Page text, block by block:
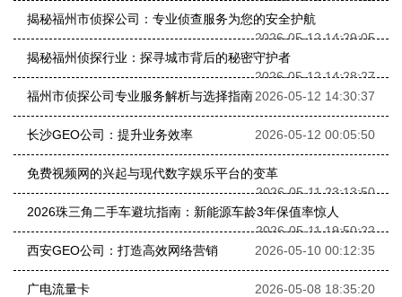
揭秘福州市侦探公司：专业侦查服务为您的安全护航
2026-05-12 14:29:05
揭秘福州侦探行业：探寻城市背后的秘密守护者
2026-05-12 14:28:27
福州市侦探公司专业服务解析与选择指南2026-05-12 14:30:37
长沙GEO公司：提升业务效率 2026-05-12 00:05:50
免费视频网的兴起与现代数字娱乐平台的变革
2026-05-11 23:13:50
2026珠三角二手车避坑指南：新能源车龄3年保值率惊人
2026-05-11 19:50:22
西安GEO公司：打造高效网络营销
2026-05-10 00:12:35
广电流量卡 2026-05-08 18:35:20